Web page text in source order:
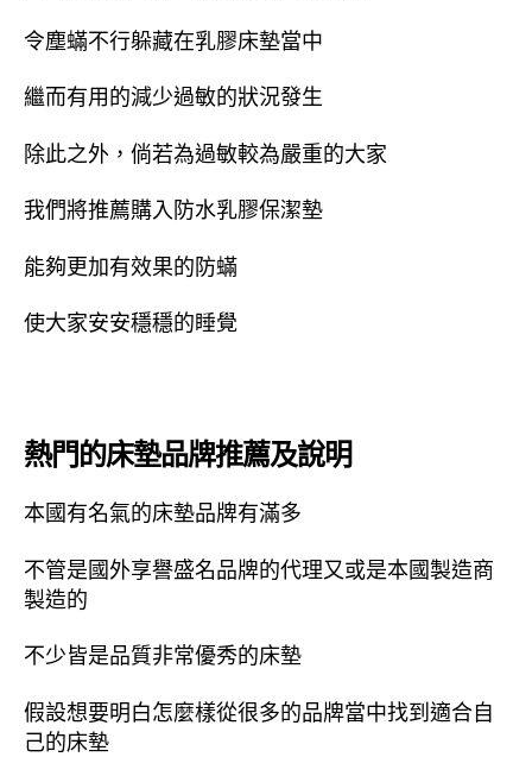
令塵蟎不行躲藏在乳膠床墊當中
繼而有用的減少過敏的狀況發生
除此之外，倘若為過敏較為嚴重的大家
我們將推薦購入防水乳膠保潔墊
能夠更加有效果的防蟎
使大家安安穩穩的睡覺
熱門的床墊品牌推薦及說明
本國有名氣的床墊品牌有滿多
不管是國外享譽盛名品牌的代理又或是本國製造商
製造的
不少皆是品質非常優秀的床墊
假設想要明白怎麼樣從很多的品牌當中找到適合自
己的床墊